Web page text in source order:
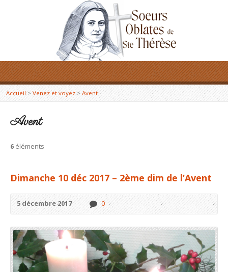
Accueil> Venez et voyez > Avent
Avent
6 éléments
Dimanche 10 déc 2017 – 2ème dim de l’Avent
5 décembre 2017 0